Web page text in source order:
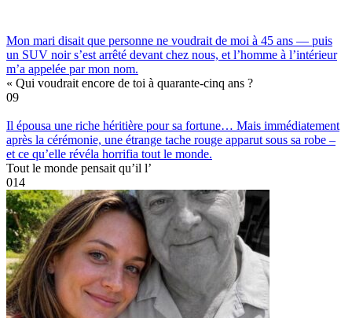
Mon mari disait que personne ne voudrait de moi à 45 ans — puis
un SUV noir s’est arrêté devant chez nous, et l’homme à l’intérieur
m’a appelée par mon nom.
« Qui voudrait encore de toi à quarante-cinq ans ?
09
Il épousa une riche héritière pour sa fortune… Mais immédiatement
après la cérémonie, une étrange tache rouge apparut sous sa robe –
et ce qu’elle révéla horrifia tout le monde.
Tout le monde pensait qu’il l’
014